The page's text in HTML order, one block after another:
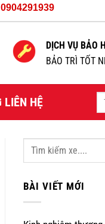
0904291939
DỊCH VỤ BẢO
BẢO TRÌ TỐT
LIÊN HỆ
BÀI VIẾT MỚI